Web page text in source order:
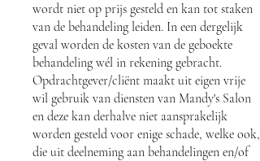
wordt niet op prijs gesteld en kan tot staken
van de behandeling leiden. In een dergelijk
geval worden de kosten van de geboekte
behandeling wél in rekening gebracht.
Opdrachtgever/cliënt maakt uit eigen vrije
wil gebruik van diensten van Mandy's Salon
en deze kan derhalve niet aansprakelijk
worden gesteld voor enige schade, welke ook,
die uit deelneming aan behandelingen en/of